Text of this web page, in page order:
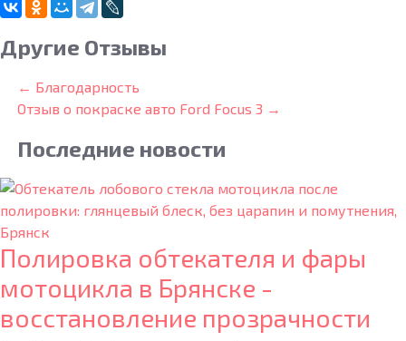
Другие Отзывы
← Благодарность
Отзыв о покраске авто Ford Focus 3 →
Последние новости
Полировка обтекателя и фары
мотоцикла в Брянске -
восстановление прозрачности